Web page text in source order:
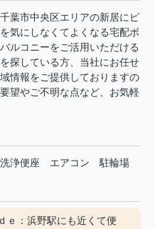
葉市中央区エリアの新居にピ
気にしなくてよくなる宅配ボ
ルコニーをご活用いただける
探している方、当社にお任せ
情報をご提供しておりますの
望やご不明な点など、お気軽
浄便座 エアコン 駐輪場
：浜野駅にも近くて便